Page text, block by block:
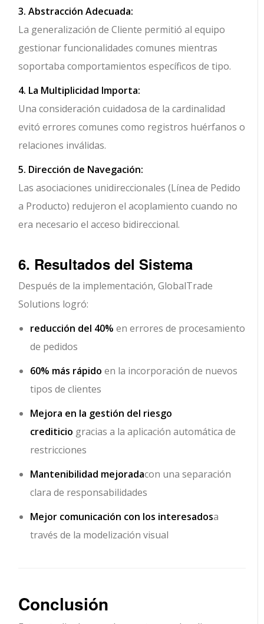
3. Abstracción Adecuada:
La generalización de Cliente permitió al equipo
gestionar funcionalidades comunes mientras
soportaba comportamientos específicos de tipo.
4. La Multiplicidad Importa:
Una consideración cuidadosa de la cardinalidad
evitó errores comunes como registros huérfanos o
relaciones inválidas.
5. Dirección de Navegación:
Las asociaciones unidireccionales (Línea de Pedido
a Producto) redujeron el acoplamiento cuando no
era necesario el acceso bidireccional.
6. Resultados del Sistema
Después de la implementación, GlobalTrade
Solutions logró:
reducción del 40% en errores de procesamiento
de pedidos
60% más rápido en la incorporación de nuevos
tipos de clientes
Mejora en la gestión del riesgo
crediticio gracias a la aplicación automática de
restricciones
Mantenibilidad mejoradacon una separación
clara de responsabilidades
Mejor comunicación con los interesadosa
través de la modelización visual
Conclusión